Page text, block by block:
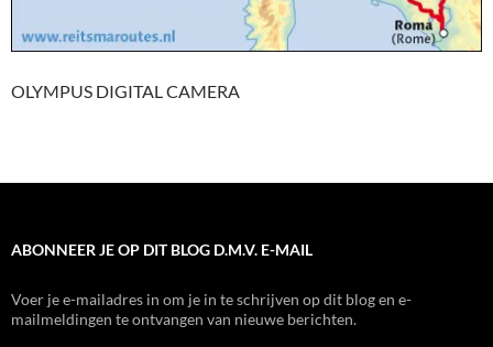
OLYMPUS DIGITAL CAMERA
ABONNEER JE OP DIT BLOG D.M.V. E-MAIL
Voer je e-mailadres in om je in te schrijven op dit blog en e-
mailmeldingen te ontvangen van nieuwe berichten.